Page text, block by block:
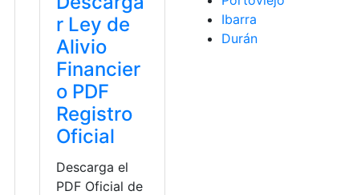
r Ley de
Alivio
Financier
o PDF
Registro
Oficial
Descarga el
PDF Oficial de
Ibarra
Durán